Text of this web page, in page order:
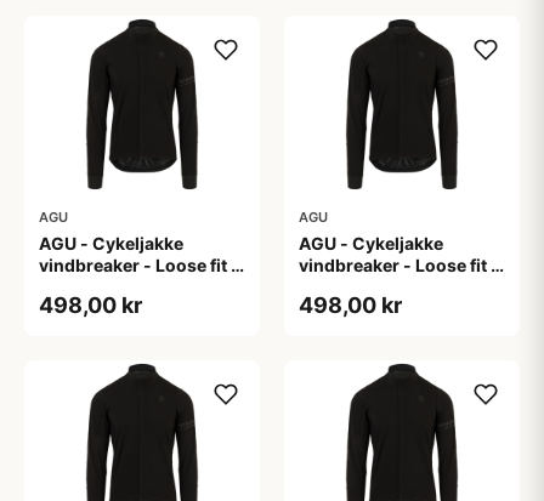
AGU
AGU - Cykeljakke
vindbreaker - Loose fit -
498,00 kr
AGU
AGU - Cykeljakke
vindbreaker - Loose fit -
498,00 kr